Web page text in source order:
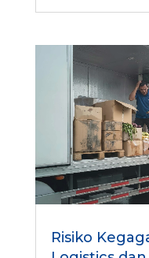
Risiko